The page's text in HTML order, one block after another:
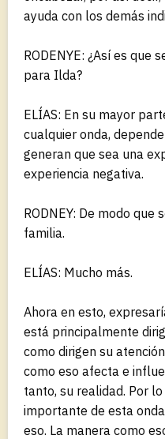
ayuda con los demás
RODENYE: ¿Así es que
para Ilda?
ELÍAS: En su mayor
cualquier onda,
generan que sea una
experiencia negativa.
RODNEY: De modo que
familia.
ELÍAS: Mucho más.
Ahora en esto,
está principalmente
como dirigen su
como eso afecta e
tanto, su realidad. Por
importante de esta
eso. La manera como